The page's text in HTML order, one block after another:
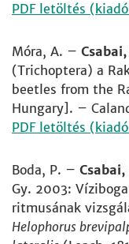
PDF letöltés
Móra, A. – Csabai,
(Trichoptera) a
beetles from the
Hungary]. –
PDF letöltés
Boda, P. – Csabai,
Gy. 2003:
ritmusának
Helophorus